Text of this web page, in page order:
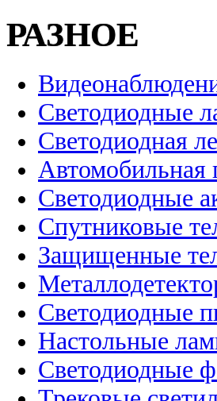
РАЗНОЕ
Светодиодные
Светодиодная
Автомобильная
Светодиодные
Спутниковые
Защищенные
Светодиодные
Настольные
Светодиодные